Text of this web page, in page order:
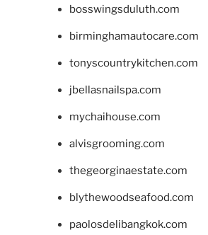
bosswingsduluth.com
birminghamautocare.com
tonyscountrykitchen.com
jbellasnailspa.com
mychaihouse.com
alvisgrooming.com
thegeorginaestate.com
blythewoodseafood.com
paolosdelibangkok.com